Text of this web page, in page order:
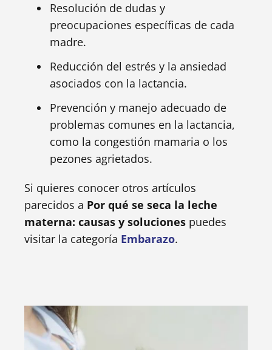
Resolución de dudas y
preocupaciones específicas de cada
madre.
Reducción del estrés y la ansiedad
asociados con la lactancia.
Prevención y manejo adecuado de
problemas comunes en la lactancia,
como la congestión mamaria o los
pezones agrietados.
Si quieres conocer otros artículos
parecidos a Por qué se seca la leche
materna: causas y soluciones puedes
visitar la categoría Embarazo.